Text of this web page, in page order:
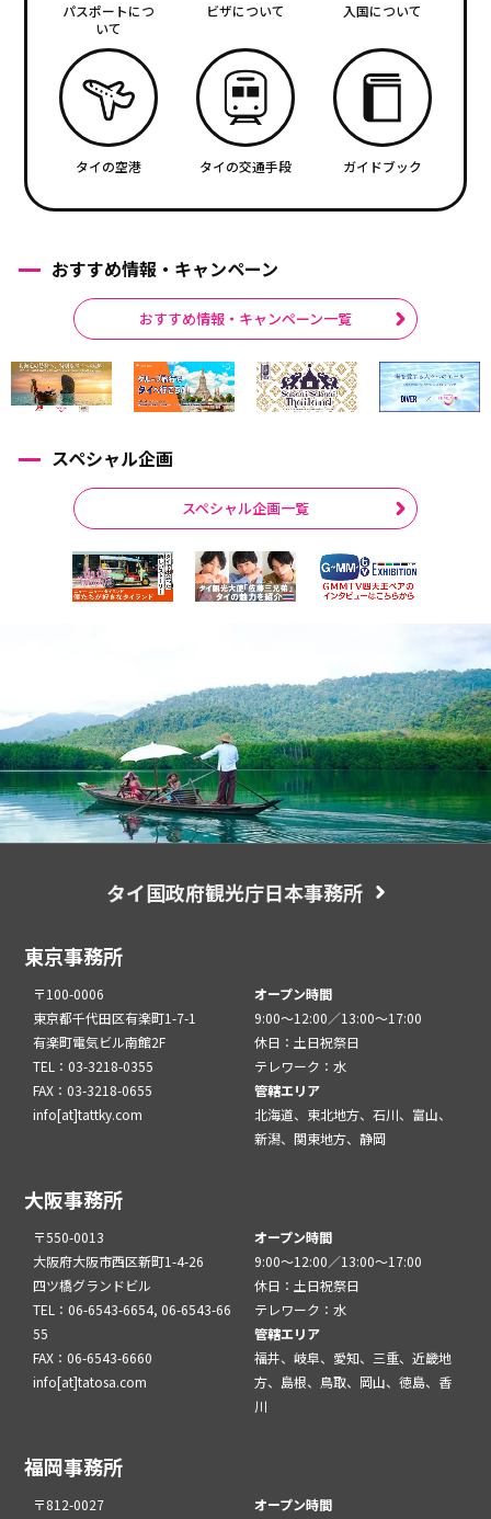
パスポートにつ
いて
ビザについて 入国について
タイの空港 タイの交通手段 ガイドブック
おすすめ情報・キャンペーン
おすすめ情報・キャンペーン一覧
スペシャル企画
スペシャル企画一覧
タイ国政府観光庁日本事務所
東京事務所
〒100-0006
東京都千代田区有楽町1-7-1
有楽町電気ビル南館2F
TEL：03-3218-0355
FAX：03-3218-0655
info[at]tattky.com
オープン時間
9:00～12:00／13:00～17:00
休日：土日祝祭日
テレワーク：水
管轄エリア
北海道、東北地方、石川、富山、
新潟、関東地方、静岡
大阪事務所
〒550-0013
大阪府大阪市西区新町1-4-26
四ツ橋グランドビル
TEL：06-6543-6654, 06-6543-66
55
FAX：06-6543-6660
info[at]tatosa.com
オープン時間
9:00～12:00／13:00～17:00
休日：土日祝祭日
テレワーク：水
管轄エリア
福井、岐阜、愛知、三重、近畿地
方、島根、鳥取、岡山、徳島、香
川
福岡事務所
〒812-0027 オープン時間